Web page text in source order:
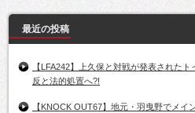
最近の投稿
【LFA242】上久保と対戦が発表された
反と法的処置へ?!
【KNOCK OUT67】地元・羽曳野でメ